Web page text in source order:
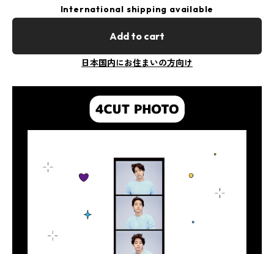
International shipping available
Add to cart
日本国内にお住まいの方向け